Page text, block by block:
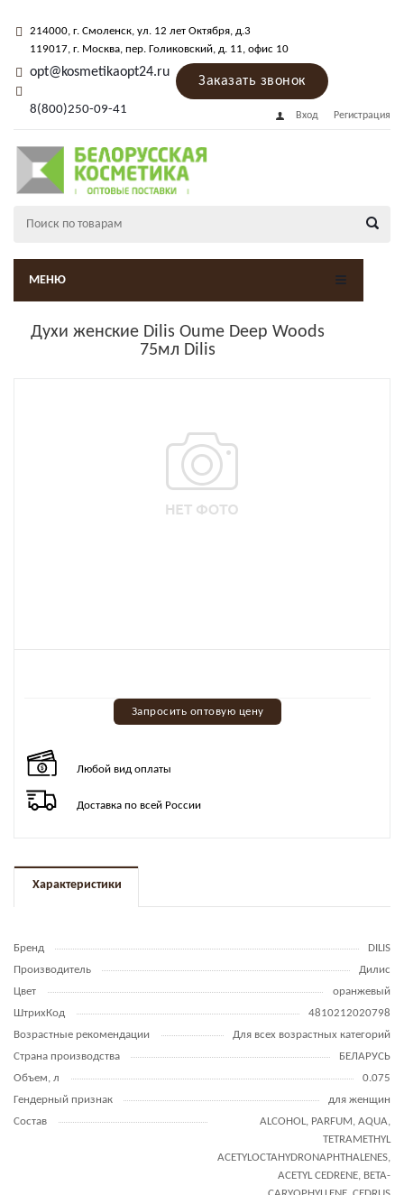
214000, г. Смоленск, ул. 12 лет Октября, д.3
119017, г. Москва, пер. Голиковский, д. 11, офис 10
opt@kosmetikaopt24.ru
8(800)250-09-41
Заказать звонок
Вход Регистрация
МЕНЮ
Духи женские Dilis Oume Deep Woods
75мл Dilis
Запросить оптовую цену
Любой вид оплаты
Доставка по всей России
Характеристики
Бренд
DILIS
Производитель
Дилис
Цвет
оранжевый
ШтрихКод
4810212020798
Возрастные рекомендации
Для всех возрастных категорий
Страна производства
БЕЛАРУСЬ
Объем, л
0.075
Гендерный признак
для женщин
Состав
ALCOHOL, PARFUM, AQUA,
TETRAMETHYL
ACETYLOCTAHYDRONAPHTHALENES,
ACETYL CEDRENE, BETA-